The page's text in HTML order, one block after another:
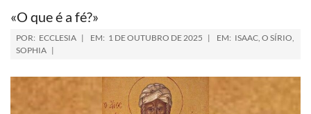
«O que é a fé?»
POR: ECCLESIA EM: 1 DE OUTUBRO DE 2025 EM: ISAAC, O SÍRIO,
SOPHIA